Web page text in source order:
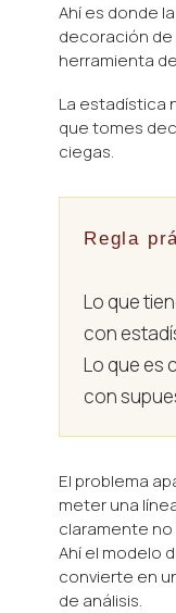
Ahí es donde
decoración de
herramienta
La estadística
que tomes
ciegas.
Regla
Lo que
con
Lo que es
con
El problema
meter una
claramente
Ahí el modelo
convierte en
de análisis.